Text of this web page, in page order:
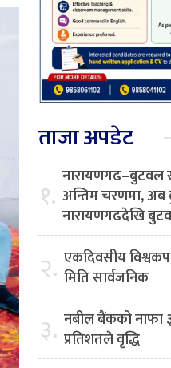
ताजा अपडेट
१. नारायणगढ–बुटवल
अन्तिम चरणमा, अब
नारायणगढदेखि
२. एकदिवसीय
मिति सार्वजनिक
३. नबील बैंकको नाफा
प्रतिशतले वृद्धि